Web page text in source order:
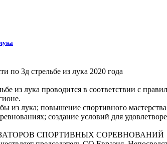
по 3д стрельбе из лука 2020 года
из лука проводится в соответствии с
из лука; повышение спортивного
создание условий для
СПОРТИВНЫХ СОРЕВНОВАНИЙ